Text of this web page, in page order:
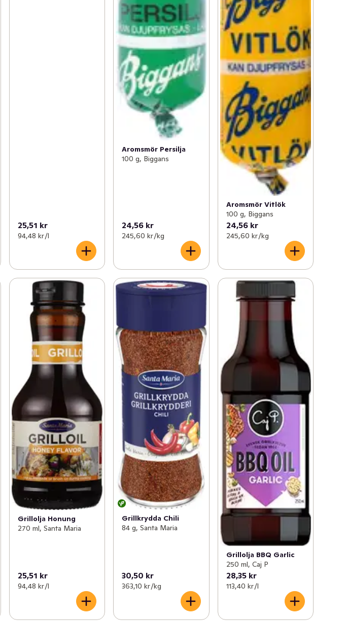
25,51 kr
94,48 kr /l
Aromsmör Persilja
100 g, Biggans
24,56 kr
245,60 kr /kg
Aromsmör Vitlök
100 g, Biggans
24,56 kr
245,60 kr /kg
Grillolja Honung
270 ml, Santa Maria
25,51 kr
94,48 kr /l
Grillkrydda Chili
84 g, Santa Maria
30,50 kr
363,10 kr /kg
Grillolja BBQ Garlic
250 ml, Caj P
28,35 kr
113,40 kr /l